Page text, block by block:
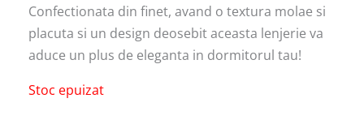
Confectionata din finet, avand o textura molae si
placuta si un design deosebit aceasta lenjerie va
aduce un plus de eleganta in dormitorul tau!
Stoc epuizat